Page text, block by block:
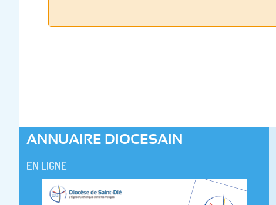
ANNUAIRE DIOCESAIN
EN LIGNE